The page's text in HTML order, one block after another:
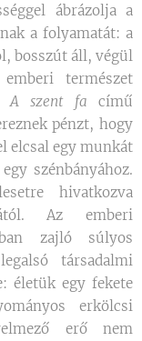
ábrázolja a
a folyamatát: a
bosszút áll, végül
természet
A szent fa című
pénzt, hogy
elcsal egy munkát
szénbányához.
hivatkozva
Az emberi
zajló súlyos
társadalmi
életük egy fekete
erkölcsi
erő nem